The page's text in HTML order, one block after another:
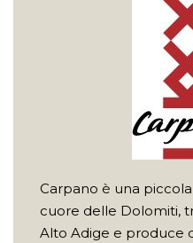
Carpano è una
cuore delle Dolomiti,
Alto Adige e produce